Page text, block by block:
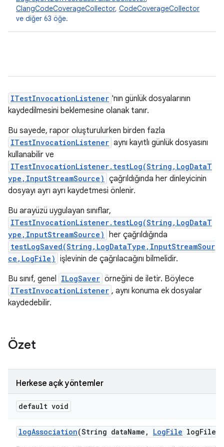
ClangCodeCoverageCollector, CodeCoverageCollector
ve diğer 63 öğe.
ITestInvocationListener 'nın günlük dosyalarının
kaydedilmesini beklemesine olanak tanır.
Bu sayede, rapor oluşturulurken birden fazla
ITestInvocationListener aynı kayıtlı günlük dosyasını
kullanabilir ve
ITestInvocationListener.testLog(String,LogDataT
ype,InputStreamSource) çağrıldığında her dinleyicinin
dosyayı ayrı ayrı kaydetmesi önlenir.
Bu arayüzü uygulayan sınıflar,
ITestInvocationListener.testLog(String,LogDataT
ype,InputStreamSource) her çağrıldığında
testLogSaved(String,LogDataType,InputStreamSour
ce,LogFile) işlevinin de çağrılacağını bilmelidir.
Bu sınıf, genel ILogSaver örneğini de iletir. Böylece
ITestInvocationListener , aynı konuma ek dosyalar
kaydedebilir.
Özet
Herkese açık yöntemler
default void
logAssociation(String dataName , LogFile logFile)